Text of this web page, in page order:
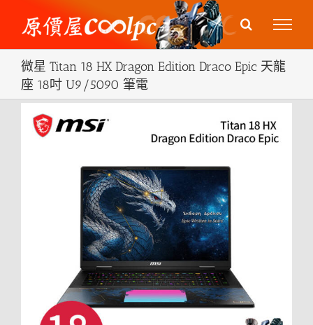
content
微星 Titan 18 HX Dragon Edition Draco Epic 天龍
座 18吋 U9/5090 筆電
View
Larger